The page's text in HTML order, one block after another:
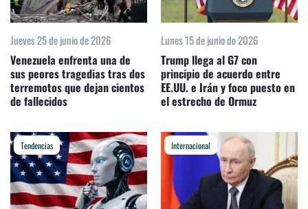
Jueves 25 de junio de 2026
Venezuela enfrenta una de
sus peores tragedias tras dos
terremotos que dejan cientos
de fallecidos
Lunes 15 de junio de 2026
Trump llega al G7 con
principio de acuerdo entre
EE.UU. e Irán y foco puesto en
el estrecho de Ormuz
Tendencias Internacional